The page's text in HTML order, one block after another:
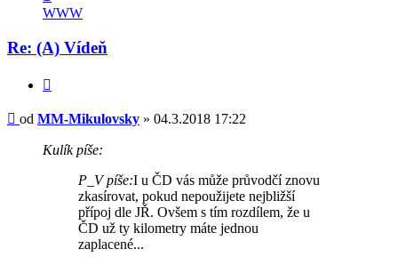
uživatele
MM-
Mikulovsky
WWW
Re: (A) Vídeň
Příspěvek
od MM-Mikulovsky » 04.3.2018 17:22
Kulík píše:
P_V píše:I u ČD vás může průvodčí znovu
zkasírovat, pokud nepoužijete nejbližší
přípoj dle JŘ. Ovšem s tím rozdílem, že u
ČD už ty kilometry máte jednou
zaplacené...